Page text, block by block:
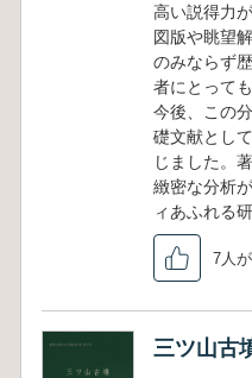
高い説得力
図版や眺望
のみならず
者にとって
今後、この
礎文献とし
じました。
緻密な分析
ィあふれる
7人
三ツ山古